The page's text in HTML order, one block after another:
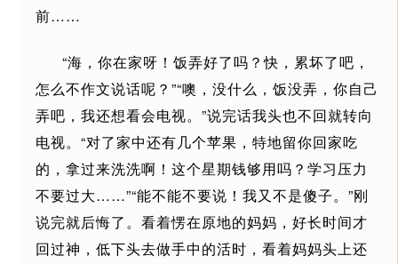
前……
“海，你在家呀！饭弄好了吗？快，累坏了吧，
怎么不作文说话呢？”“噢，没什么，饭没弄，你自己
弄吧，我还想看会电视。”说完话我头也不回就转向
电视。“对了家中还有几个苹果，特地留你回家吃
的，拿过来洗洗啊！这个星期钱够用吗？学习压力
不要过大……”“能不能不要说！我又不是傻子。”刚
说完就后悔了。看着愣在原地的妈妈，好长时间才
回过神，低下头去做手中的活时，看着妈妈头上还